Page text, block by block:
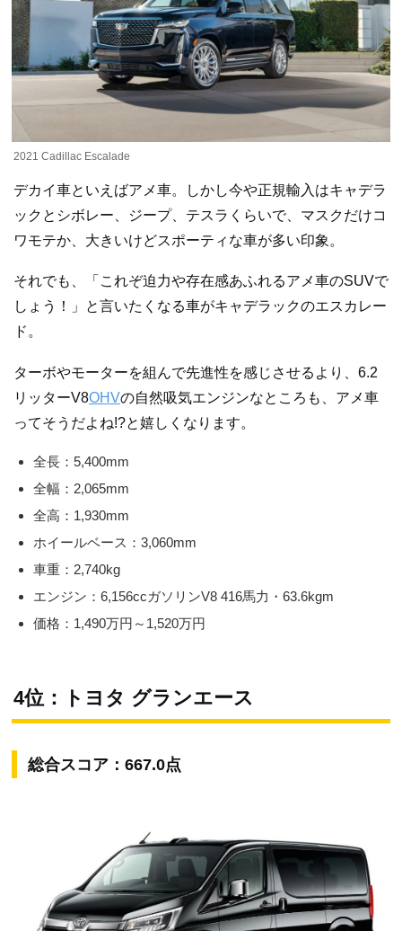
2021 Cadillac Escalade
デカイ車といえばアメ車。しかし今や正規輸入はキャデラ
ックとシボレー、ジープ、テスラくらいで、マスクだけコ
ワモテか、大きいけどスポーティな車が多い印象。
それでも、「これぞ迫力や存在感あふれるアメ車のSUVで
しょう！」と言いたくなる車がキャデラックのエスカレー
ド。
ターボやモーターを組んで先進性を感じさせるより、6.2
リッターV8OHVの自然吸気エンジンなところも、アメ車
ってそうだよね!?と嬉しくなります。
全長：5,400mm
全幅：2,065mm
全高：1,930mm
ホイールベース：3,060mm
車重：2,740kg
エンジン：6,156ccガソリンV8 416馬力・63.6kgm
価格：1,490万円～1,520万円
4位：トヨタ グランエース
総合スコア：667.0点